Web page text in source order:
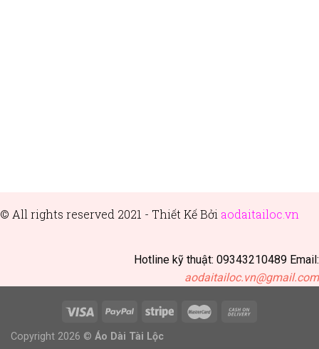
© All rights reserved 2021 - Thiết Kế Bởi aodaitailoc.vn
Hotline kỹ thuật: 09343210489 Email:
aodaitailoc.vn@gmail.com
Copyright 2026 © Áo Dài Tài Lộc